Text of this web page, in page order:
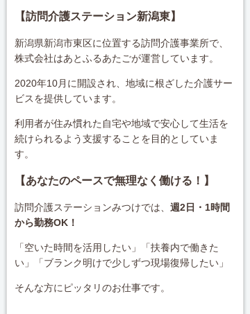
【訪問介護ステーション新潟東】
新潟県新潟市東区に位置する訪問介護事業所で、
株式会社はあとふるあたごが運営しています。
2020年10月に開設され、地域に根ざした介護サー
ビスを提供しています。
利用者が住み慣れた自宅や地域で安心して生活を
続けられるよう支援することを目的としていま
す。
【あなたのペースで無理なく働ける！】
訪問介護ステーションみつけでは、週2日・1時間
から勤務OK！
「空いた時間を活用したい」「扶養内で働きた
い」「ブランク明けで少しずつ現場復帰したい」
そんな方にピッタリのお仕事です。